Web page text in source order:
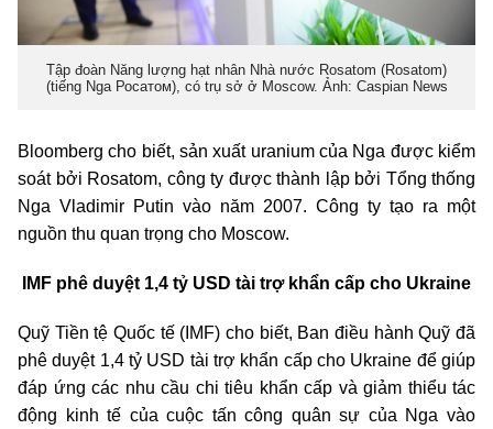
Tập đoàn Năng lượng hạt nhân Nhà nước Rosatom (Rosatom)
(tiếng Nga Росатом), có trụ sở ở Moscow. Ảnh: Caspian News
Bloomberg cho biết, sản xuất uranium của Nga được kiểm
soát bởi Rosatom, công ty được thành lập bởi Tổng thống
Nga Vladimir Putin vào năm 2007. Công ty tạo ra một
nguồn thu quan trọng cho Moscow.
IMF phê duyệt 1,4 tỷ USD tài trợ khẩn cấp cho Ukraine
Quỹ Tiền tệ Quốc tế (IMF) cho biết, Ban điều hành Quỹ đã
phê duyệt 1,4 tỷ USD tài trợ khẩn cấp cho Ukraine để giúp
đáp ứng các nhu cầu chi tiêu khẩn cấp và giảm thiểu tác
động kinh tế của cuộc tấn công quân sự của Nga vào